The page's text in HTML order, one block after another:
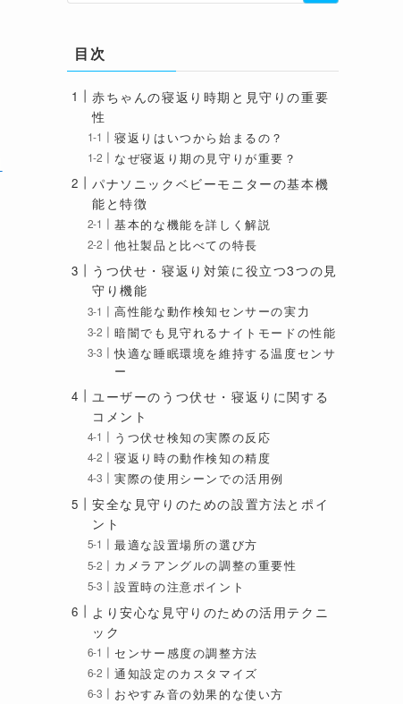
目次
赤ちゃんの寝返り時期と見守りの重要
性
寝返りはいつから始まるの？
なぜ寝返り期の見守りが重要？
パナソニックベビーモニターの基本機
能と特徴
基本的な機能を詳しく解説
他社製品と比べての特長
うつ伏せ・寝返り対策に役立つ3つの見
守り機能
高性能な動作検知センサーの実力
暗闇でも見守れるナイトモードの性能
快適な睡眠環境を維持する温度センサ
ー
ユーザーのうつ伏せ・寝返りに関する
コメント
うつ伏せ検知の実際の反応
寝返り時の動作検知の精度
実際の使用シーンでの活用例
安全な見守りのための設置方法とポイ
ント
最適な設置場所の選び方
カメラアングルの調整の重要性
設置時の注意ポイント
より安心な見守りのための活用テクニ
ック
センサー感度の調整方法
通知設定のカスタマイズ
おやすみ音の効果的な使い方